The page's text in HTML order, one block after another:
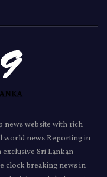
news website with rich
world news Reporting in
exclusive Sri Lankan
clock breaking news in